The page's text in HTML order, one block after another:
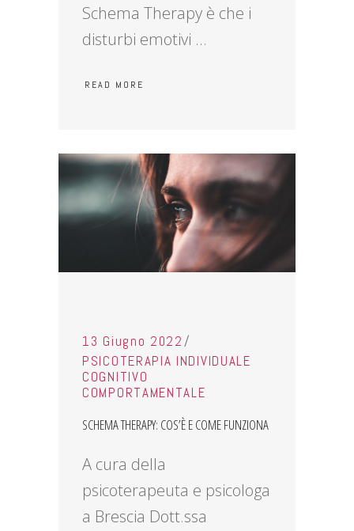
Schema Therapy è che i
disturbi emotivi
READ MORE
13 Giugno 2022
PSICOTERAPIA INDIVIDUALE
COGNITIVO
COMPORTAMENTALE
SCHEMA THERAPY: COS’È E COME FUNZIONA
A cura della
psicoterapeuta e psicologa
a Brescia Dott.ssa